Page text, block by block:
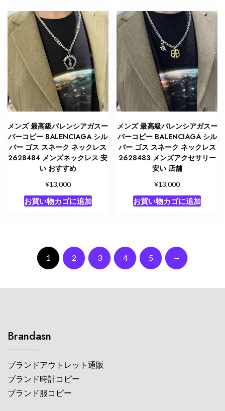
メンズ 最高級バレンシアガスー
パーコピー BALENCIAGA シル
バー ゴス スネーク ネックレス
2628484 メンズネックレス 安
い おすすめ
¥13,000
お買い物カゴに追加
メンズ 最高級バレンシアガスー
パーコピー BALENCIAGA シル
バー ゴス スネーク ネックレス
2628483 メンズアクセサリー
安い 店舗
¥13,000
お買い物カゴに追加
1 2 3 4 5 →
Brandasn
ブランドアウトレット通販
ブランド時計コピー
ブランド服コピー